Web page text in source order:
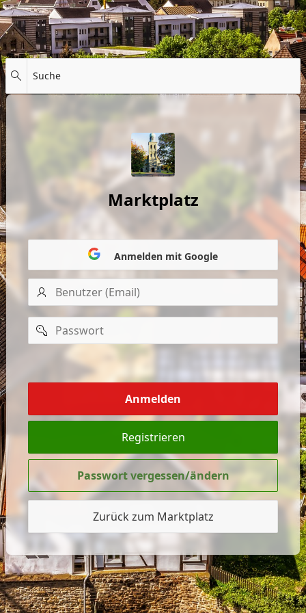
Suche
Marktplatz
Anmelden mit Google
Benutzer
(Email)
Passwort
Anmelden
Registrieren
Passwort vergessen/ändern
Zurück zum Marktplatz